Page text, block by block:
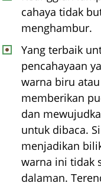
cahaya tidak
menghambur.
Yang terbaik
pencahayaan
warna biru
memberikan
dan
untuk dibaca.
menjadikan
warna ini tidak
dalaman.